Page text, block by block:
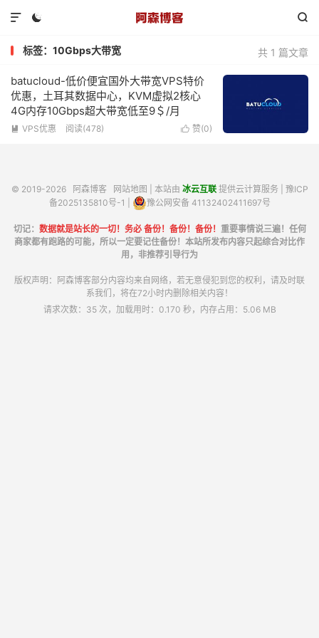
 

共 1 篇文章
标签：10Gbps大带宽
batucloud-低价便宜国外大带宽VPS特价
优惠，土耳其数据中心，KVM虚拟2核心
4G内存10Gbps超大带宽低至9＄/月
 赞(0)
 VPS优惠 阅读(478)
© 2019-2026 阿森博客 网站地图 | 本站由 冰云互联提供云计算服务 | 豫ICP
备2025135810号-1
豫公网安备 41132402411697号
切记： 数据就是站长的一切！务必 备份！备份！备份！ 重要事情说三遍！任何
商家都有跑路的可能，所以一定要记住备份！本站所发布内容只起综合对比作
用，非推荐引导行为
版权声明：阿森博客部分内容均来自网络，若无意侵犯到您的权利，请及时联
系我们，将在72小时内删除相关内容！
请求次数：35 次，加载用时：0.170 秒，内存占用：5.06 MB